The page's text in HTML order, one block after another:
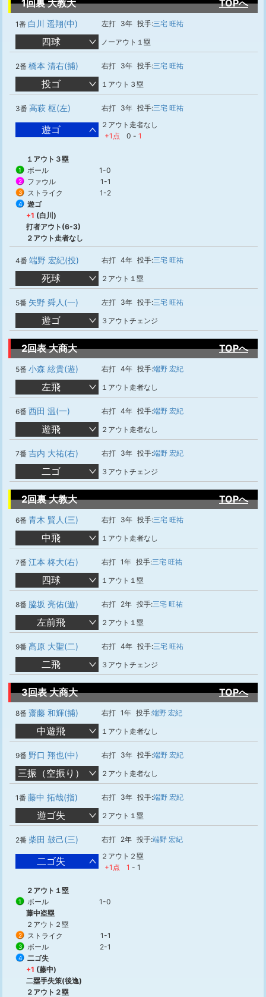
1回裏 大教大 TOPへ
1番 白川 遥翔(中) 左打 3年 投手:三宅 旺祐
四球 ノーアウト１塁
2番 橋本 清右(捕) 右打 3年 投手:三宅 旺祐
投ゴ １アウト３塁
3番 高萩 枢(左) 右打 3年 投手:三宅 旺祐
遊ゴ
２アウト走者なし
+1点
0 - 1
１アウト３塁
1 ボール 1-0
2 ファウル 1-1
3 ストライク 1-2
4
遊ゴ
+1 (白川)
打者アウト(6-3)
２アウト走者なし
4番 端野 宏紀(投) 右打 4年 投手:三宅 旺祐
死球 ２アウト１塁
5番 矢野 舜人(一) 左打 3年 投手:三宅 旺祐
遊ゴ ３アウトチェンジ
2回表 大商大 TOPへ
5番 小森 絃貴(遊) 右打 4年 投手:端野 宏紀
左飛 １アウト走者なし
6番 西田 温(一) 右打 4年 投手:端野 宏紀
遊飛 ２アウト走者なし
7番 吉内 大祐(右) 右打 3年 投手:端野 宏紀
二ゴ ３アウトチェンジ
2回裏 大教大 TOPへ
6番 青木 賢人(三) 右打 3年 投手:三宅 旺祐
中飛 １アウト走者なし
7番 江本 柊大(右) 右打 1年 投手:三宅 旺祐
四球 １アウト１塁
8番 脇坂 亮佑(遊) 右打 2年 投手:三宅 旺祐
左前飛 ２アウト１塁
9番 髙原 大聖(二) 右打 4年 投手:三宅 旺祐
二飛 ３アウトチェンジ
3回表 大商大 TOPへ
8番 齋藤 和輝(捕) 右打 1年 投手:端野 宏紀
中遊飛 １アウト走者なし
9番 野口 翔也(中) 右打 3年 投手:端野 宏紀
三振（空振り） ２アウト走者なし
1番 藤中 拓哉(指) 右打 3年 投手:端野 宏紀
遊ゴ失 ２アウト１塁
2番 柴田 鼓己(三) 右打 2年 投手:端野 宏紀
二ゴ失
２アウト２塁
+1点
1 - 1
２アウト１塁
1 ボール
1-0
藤中盗塁
２アウト２塁
2 ストライク 1-1
3 ボール 2-1
4
二ゴ失
+1 (藤中)
二塁手失策(後逸)
２アウト２塁